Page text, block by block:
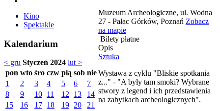
Kino
Spektakle
Kalendarium
< gru Styczeń 2024 lut >
pon wto śro czw pią sob nie
1
2 3 4 5 6
7
8
9 10 11 12 13
14
15
16 17 18 19 20
21
Muzeum Archeologiczne, ul. Wodna
27 - Pałac Górków, Poznań Zobacz
na mapie
Bilety płatne
Opis
Sztuka
Wystawa z cyklu "Bliskie spotkania
z..." - "A były tam smoki? Wybrane
stwory z legend i ich przedstawienia
na zabytkach archeologicznych".